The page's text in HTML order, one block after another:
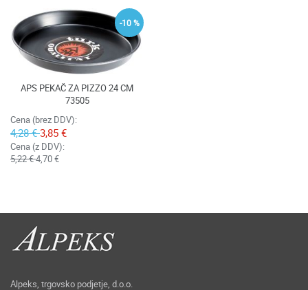
-10 %
APS PEKAČ ZA PIZZO 24 CM
73505
Cena (brez DDV):
4,28 €3,85 €
Cena (z DDV):
5,22 €4,70 €
Alpeks, trgovsko podjetje, d.o.o.